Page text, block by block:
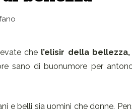
che l’elisir della
sano di buonumore per
e belli sia uomini che donne.